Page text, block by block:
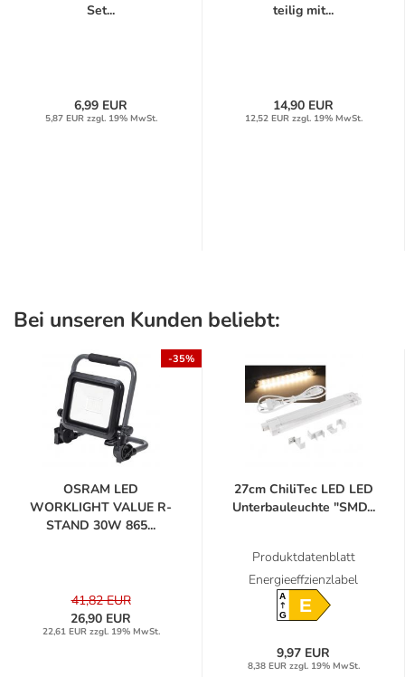
Set...
6,99 EUR
5,87 EUR zzgl. 19% MwSt.
teilig mit...
14,90 EUR
12,52 EUR zzgl. 19% MwSt.
Bei unseren Kunden beliebt:
-35%
OSRAM LED
WORKLIGHT VALUE R-
STAND 30W 865...
41,82 EUR
26,90 EUR
22,61 EUR zzgl. 19% MwSt.
27cm ChiliTec LED LED
Unterbauleuchte "SMD...
Produktdatenblatt
Energieeffzienzlabel
A
GE
9,97 EUR
8,38 EUR zzgl. 19% MwSt.